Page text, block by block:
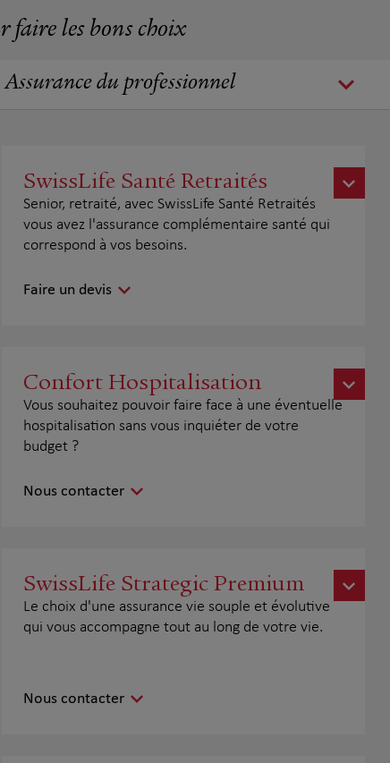
faire les bons choix
Assurance du professionnel
SwissLife Santé Retraités
Senior, retraité, avec SwissLife Santé Retraités
vous avez l'assurance complémentaire santé qui
correspond à vos besoins.
Faire un devis
Confort Hospitalisation
Vous souhaitez pouvoir faire face à une éventuelle
hospitalisation sans vous inquiéter de votre
budget ?
Nous contacter
SwissLife Strategic Premium
Le choix d'une assurance vie souple et évolutive
qui vous accompagne tout au long de votre vie.
Nous contacter